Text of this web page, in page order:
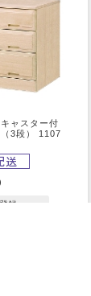
ャスター付
3段） 1107